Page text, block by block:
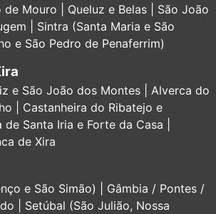
Mouro | Queluz e Belas | São João
| Sintra (Santa Maria e São
e São Pedro de Penaferrim)
e São João dos Montes | Alverca do
| Castanheira do Ribatejo e
Santa Iria e Forte da Casa |
de Xira
e São Simão) | Gâmbia / Pontes /
| Setúbal (São Julião, Nossa